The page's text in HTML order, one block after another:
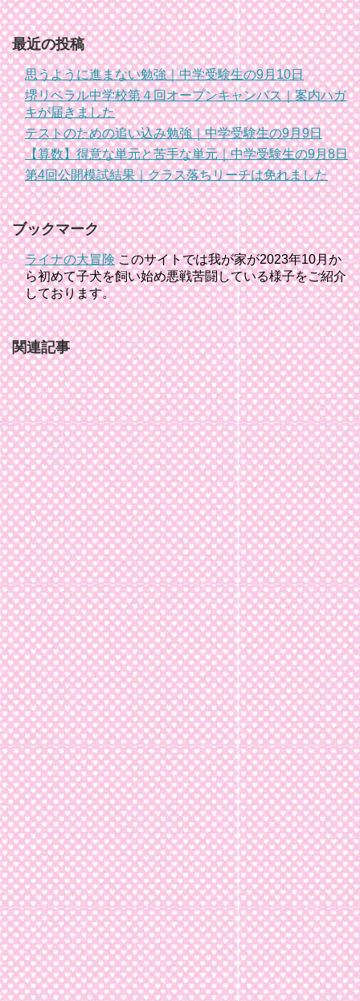
最近の投稿
思うように進まない勉強｜中学受験生の9月10日
堺リベラル中学校第４回オープンキャンパス｜案内ハガ
キが届きました
テストのための追い込み勉強｜中学受験生の9月9日
【算数】得意な単元と苦手な単元｜中学受験生の9月8日
第4回公開模試結果｜クラス落ちリーチは免れました
ブックマーク
ライナの大冒険このサイトでは我が家が2023年10月か
ら初めて子犬を飼い始め悪戦苦闘している様子をご紹介
しております。
関連記事